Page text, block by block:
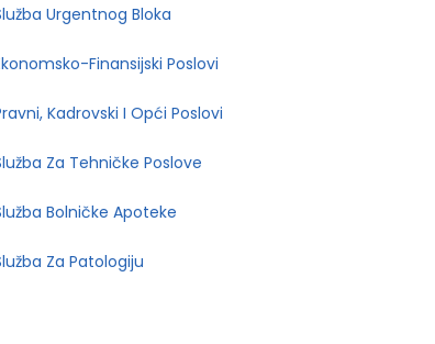
Urgentnog Bloka
Finansijski Poslovi
Kadrovski I Opći Poslovi
Za Tehničke Poslove
Bolničke Apoteke
Za Patologiju